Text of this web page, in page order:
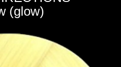
(glow)